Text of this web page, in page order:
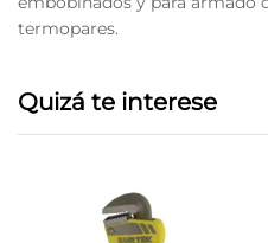
termopares.
Quizá te interese